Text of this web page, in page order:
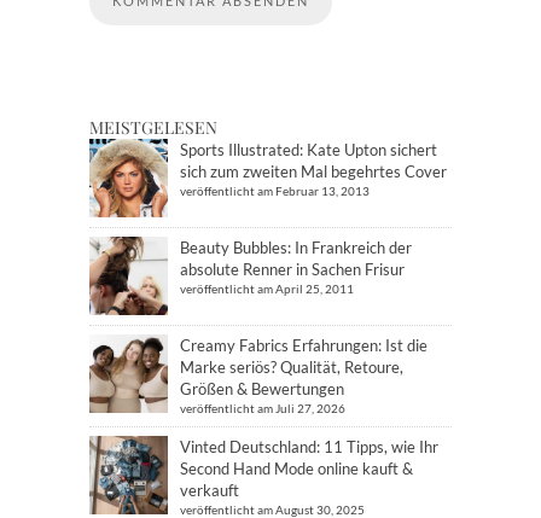
MEISTGELESEN
Sports Illustrated: Kate Upton sichert
sich zum zweiten Mal begehrtes Cover
veröffentlicht am Februar 13, 2013
Beauty Bubbles: In Frankreich der
absolute Renner in Sachen Frisur
veröffentlicht am April 25, 2011
Creamy Fabrics Erfahrungen: Ist die
Marke seriös? Qualität, Retoure,
Größen & Bewertungen
veröffentlicht am Juli 27, 2026
Vinted Deutschland: 11 Tipps, wie Ihr
Second Hand Mode online kauft &
verkauft
veröffentlicht am August 30, 2025